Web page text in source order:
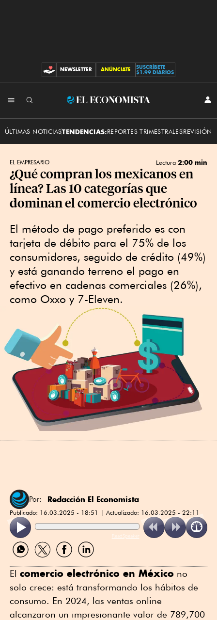
CONTRIBUCIONES
NEWSLETTER ANÚNCIATE
SUSCRÍBETE
$1.99 DIARIOS
El
ÚLTIMAS NOTICIASTENDENCIAS:REPORTES TRIMESTRALESREVISIÓN
EL EMPRESARIO Lectura 2:00 min
¿Qué compran los mexicanos en
línea? Las 10 categorías que
dominan el comercio electrónico
El método de pago preferido es con
tarjeta de débito para el 75% de los
consumidores, seguido de crédito (49%)
y está ganando terreno el pago en
efectivo en cadenas comerciales (26%),
como Oxxo y 7-Eleven.
Por: Redacción El Economista
Publicado: 16.03.2025 - 18:51 Actualizado: 16.03.2025 - 22:11
ReadSpeaker
Compartir
por
Compartir
por
Compartir
por
Compartir
por
El comercio electrónico en México no
solo crece: está transformando los hábitos de
consumo. En 2024, las ventas online
alcanzaron un impresionante valor de 789,700